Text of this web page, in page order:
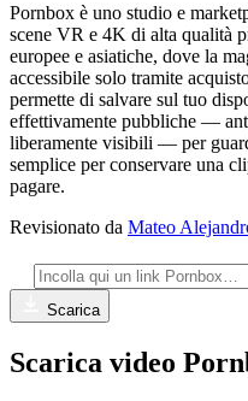
Pornbox è uno studio e
scene VR e 4K di alta qualità
europee e asiatiche, dove la
accessibile solo tramite
permette di salvare sul tuo
effettivamente pubbliche —
liberamente visibili — per
semplice per conservare una
pagare.
Revisionato da Mateo
Scarica
Scarica video